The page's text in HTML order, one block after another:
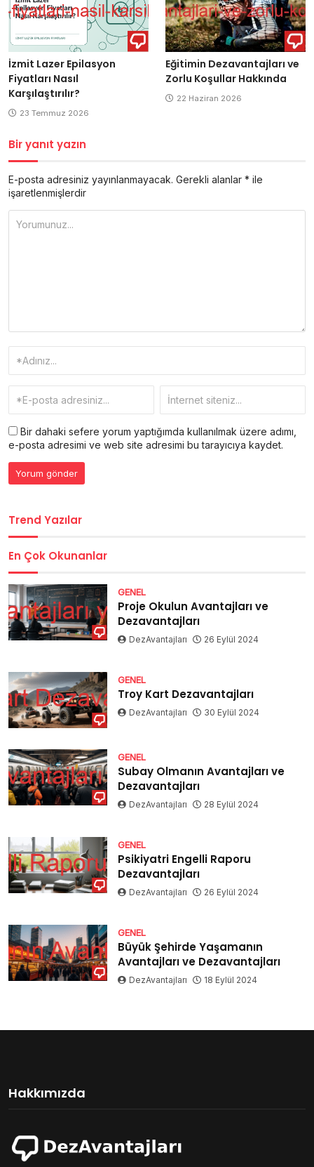
İzmit Lazer Epilasyon
Fiyatları Nasıl
Karşılaştırılır?
23 Temmuz 2026
Eğitimin Dezavantajları ve
Zorlu Koşullar Hakkında
22 Haziran 2026
Bir yanıt yazın
E-posta adresiniz yayınlanmayacak. Gerekli alanlar * ile
işaretlenmişlerdir
Bir dahaki sefere yorum yaptığımda kullanılmak üzere adımı,
e-posta adresimi ve web site adresimi bu tarayıcıya kaydet.
Trend Yazılar
En Çok Okunanlar
GENEL
Proje Okulun Avantajları ve
Dezavantajları
DezAvantajları 26 Eylül 2024
GENEL
Troy Kart Dezavantajları
DezAvantajları 30 Eylül 2024
GENEL
Subay Olmanın Avantajları ve
Dezavantajları
DezAvantajları 28 Eylül 2024
GENEL
Psikiyatri Engelli Raporu
Dezavantajları
DezAvantajları 26 Eylül 2024
GENEL
Büyük Şehirde Yaşamanın
Avantajları ve Dezavantajları
DezAvantajları 18 Eylül 2024
Hakkımızda